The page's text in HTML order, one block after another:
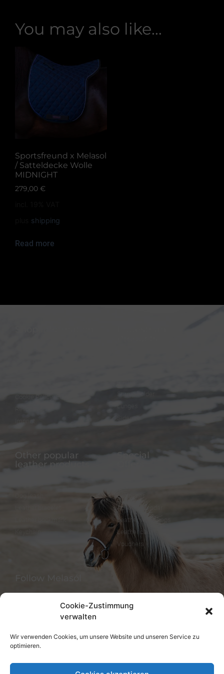
Cookie-Zustimmung
verwalten
Wir verwenden Cookies, um unsere Website und unseren Service zu
optimieren.
You may also like…
Sportsfreund x Melasol
/ Satteldecke Wolle
MIDNIGHT
279,00 €
shipping
Read more
Stirrup holder
Other popular
leather products
Special
Gift paper
Advent calendar
Leather workshops
Leather care
Vouchers